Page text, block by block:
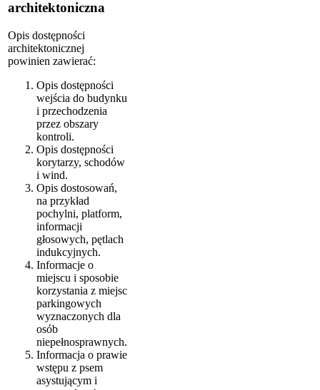
architektoniczna
Opis dostępności
architektonicznej
powinien zawierać:
Opis dostępności
wejścia do budynku
i przechodzenia
przez obszary
kontroli.
Opis dostępności
korytarzy, schodów
i wind.
Opis dostosowań,
na przykład
pochylni, platform,
informacji
głosowych, pętlach
indukcyjnych.
Informacje o
miejscu i sposobie
korzystania z miejsc
parkingowych
wyznaczonych dla
osób
niepełnosprawnych.
Informacja o prawie
wstępu z psem
asystującym i